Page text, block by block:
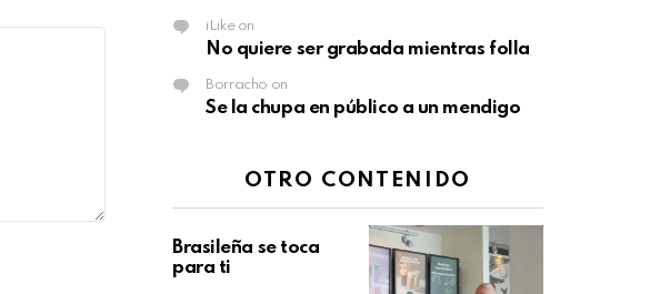
iLikeon
No quiere ser grabada mientras folla
Borracho on
Se la chupa en público a un mendigo
OTRO CONTENIDO
Brasileña se toca
para ti